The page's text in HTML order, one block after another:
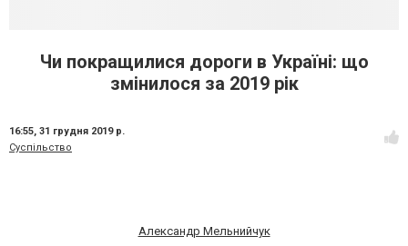
Чи покращилися дороги в Україні: що
змінилося за 2019 рік
16:55, 31 грудня 2019 р.
Суспільство
Александр Мельнийчук